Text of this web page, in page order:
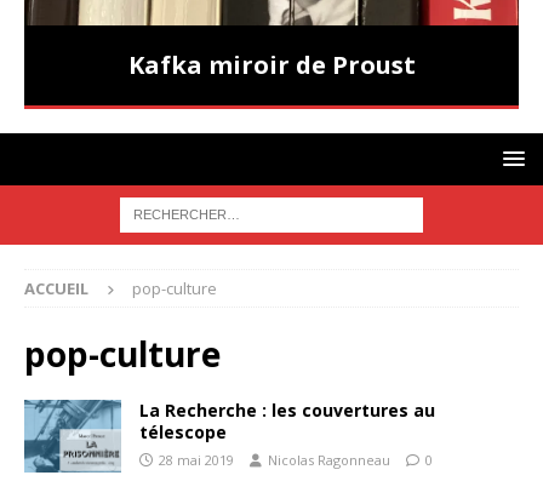
Kafka miroir de Proust
ACCUEIL pop-culture
pop-culture
La Recherche : les couvertures au
télescope
28 mai 2019 Nicolas Ragonneau 0